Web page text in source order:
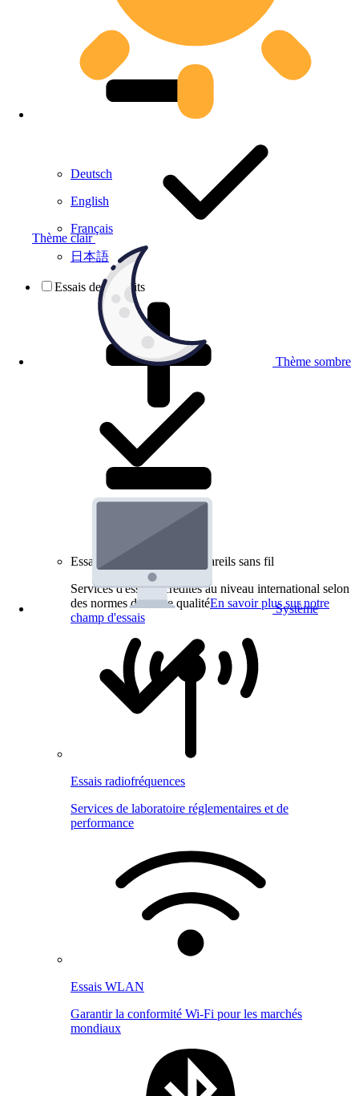
Thème clair
Thème sombre
Système
Deutsch
English
Français
日本語
Essais de produits
Essais de produits pour appareils sans fil
Services d'essai accrédités au niveau international selon
des normes de haute qualitéEn savoir plus sur notre
champ d'essais
Essais radiofréquences
Services de laboratoire réglementaires et de
performance
Essais WLAN
Garantir la conformité Wi-Fi pour les marchés
mondiaux